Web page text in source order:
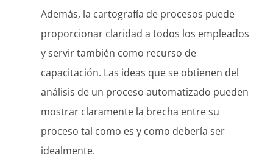
Además, la cartografía de procesos puede
proporcionar claridad a todos los empleados
y servir también como recurso de
capacitación. Las ideas que se obtienen del
análisis de un proceso automatizado pueden
mostrar claramente la brecha entre su
proceso tal como es y como debería ser
idealmente.